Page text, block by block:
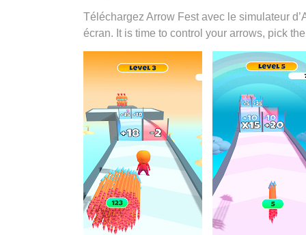
même appareil. Et le plus important, le
PC, ce qui facilite tout.
Téléchargez Arrow Fest avec le simulateur
écran. It is time to control your arrows, pick